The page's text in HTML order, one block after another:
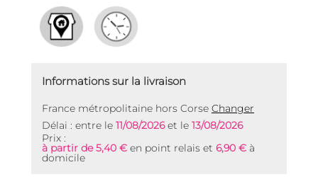
Informations sur la livraison
France métropolitaine hors Corse Changer
Délai : entre le 11/08/2026et le 13/08/2026
Prix :
à partir de 5,40 € en point relais et 6,90 € à
domicile